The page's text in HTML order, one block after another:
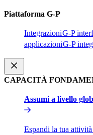
Piattaforma G-P​​
Integrazioni​​G-P
applicazioni​​G-P
CAPACITÀ
Assumi a livello
Espandi la tua